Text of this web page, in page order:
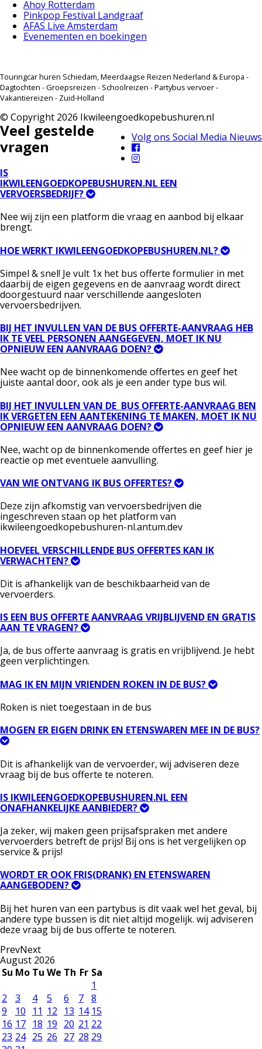
Ahoy Rotterdam
Pinkpop Festival Landgraaf
AFAS Live Amsterdam
Evenementen en boekingen
Touringcar huren Schiedam, Meerdaagse Reizen Nederland & Europa -
Dagtochten - Groepsreizen - Schoolreizen - Partybus vervoer -
Vakantiereizen - Zuid-Holland
© Copyright 2026 Ikwileengoedkopebushuren.nl
Volg ons Social Media Nieuws
Veel gestelde
vragen
IS
IKWILEENGOEDKOPEBUSHUREN.NL EEN
VERVOERSBEDRIJF?
Nee wij zijn een platform die vraag en aanbod bij elkaar
brengt.
HOE WERKT IKWILEENGOEDKOPEBUSHUREN.NL?
Simpel & snel! Je vult 1x het bus offerte formulier in met
daarbij de eigen gegevens en de aanvraag wordt direct
doorgestuurd naar verschillende aangesloten
vervoersbedrijven.
BIJ HET INVULLEN VAN DE BUS OFFERTE-AANVRAAG HEB
IK TE VEEL PERSONEN AANGEGEVEN, MOET IK NU
OPNIEUW EEN AANVRAAG DOEN?
Nee wacht op de binnenkomende offertes en geef het
juiste aantal door, ook als je een ander type bus wil.
BIJ HET INVULLEN VAN DE BUS OFFERTE-AANVRAAG BEN
IK VERGETEN EEN AANTEKENING TE MAKEN, MOET IK NU
OPNIEUW EEN AANVRAAG DOEN?
Nee, wacht op de binnenkomende offertes en geef hier je
reactie op met eventuele aanvulling.
VAN WIE ONTVANG IK BUS OFFERTES?
Deze zijn afkomstig van vervoersbedrijven die
ingeschreven staan op het platform van
ikwileengoedkopebushuren-nl.antum.dev
HOEVEEL VERSCHILLENDE BUS OFFERTES KAN IK
VERWACHTEN?
Dit is afhankelijk van de beschikbaarheid van de
vervoerders.
IS EEN BUS OFFERTE AANVRAAG VRIJBLIJVEND EN GRATIS
AAN TE VRAGEN?
Ja, de bus offerte aanvraag is gratis en vrijblijvend. Je hebt
geen verplichtingen.
MAG IK EN MIJN VRIENDEN ROKEN IN DE BUS?
Roken is niet toegestaan in de bus
MOGEN ER EIGEN DRINK EN ETENSWAREN MEE IN DE BUS?
Dit is afhankelijk van de vervoerder, wij adviseren deze
vraag bij de bus offerte te noteren.
IS IKWILEENGOEDKOPEBUSHUREN.NL EEN
ONAFHANKELIJKE AANBIEDER?
Ja zeker, wij maken geen prijsafspraken met andere
vervoerders betreft de prijs! Bij ons is het vergelijken op
service & prijs!
WORDT ER OOK FRIS(DRANK) EN ETENSWAREN
AANGEBODEN?
Bij het huren van een partybus is dit vaak wel het geval, bij
andere type bussen is dit niet altijd mogelijk. wij adviseren
deze vraag bij de bus offerte te noteren.
PrevNext
August 2026
Su Mo Tu We Th Fr Sa
1
2
3 4 5 6 7 8
9
10 11 12 13 14 15
16 17 18 19 20 21 22
23 24 25 26 27 28 29